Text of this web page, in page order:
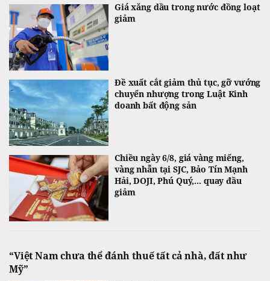
Giá xăng dầu trong nước đồng loạt
giảm
Đề xuất cắt giảm thủ tục, gỡ vướng
chuyển nhượng trong Luật Kinh
doanh bất động sản
Chiều ngày 6/8, giá vàng miếng,
vàng nhẫn tại SJC, Bảo Tín Mạnh
Hải, DOJI, Phú Quý,... quay đầu
giảm
“Việt Nam chưa thể đánh thuế tất cả nhà, đất như
Mỹ”